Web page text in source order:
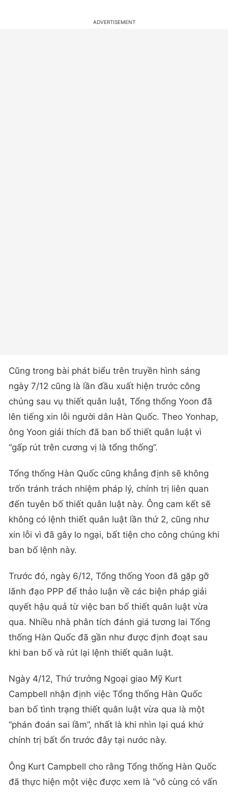
Cũng trong bài phát biểu trên truyền hình sáng
ngày 7/12 cũng là lần đầu xuất hiện trước công
chúng sau vụ thiết quân luật, Tổng thống Yoon đã
lên tiếng xin lỗi người dân Hàn Quốc. Theo Yonhap,
ông Yoon giải thích đã ban bố thiết quân luật vì
“gấp rút trên cương vị là tổng thống”.
Tổng thống Hàn Quốc cũng khẳng định sẽ không
trốn tránh trách nhiệm pháp lý, chính trị liên quan
đến tuyên bố thiết quân luật này. Ông cam kết sẽ
không có lệnh thiết quân luật lần thứ 2, cũng như
xin lỗi vì đã gây lo ngại, bất tiện cho công chúng khi
ban bố lệnh này.
Trước đó, ngày 6/12, Tổng thống Yoon đã gặp gỡ
lãnh đạo PPP để thảo luận về các biện pháp giải
quyết hậu quả từ việc ban bố thiết quân luật vừa
qua. Nhiều nhà phân tích đánh giá tương lai Tổng
thống Hàn Quốc đã gần như được định đoạt sau
khi ban bố và rút lại lệnh thiết quân luật.
Ngày 4/12, Thứ trưởng Ngoại giao Mỹ Kurt
Campbell nhận định việc Tổng thống Hàn Quốc
ban bố tình trạng thiết quân luật vừa qua là một
“phán đoán sai lầm”, nhất là khi nhìn lại quá khứ
chính trị bất ổn trước đây tại nước này.
Ông Kurt Campbell cho rằng Tổng thống Hàn Quốc
đã thực hiện một việc được xem là “vô cùng có vấn